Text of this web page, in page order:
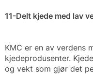
11-Delt kjede med lav
KMC er en av verdens
kjedeprodusenter.
og vekt som gjør det